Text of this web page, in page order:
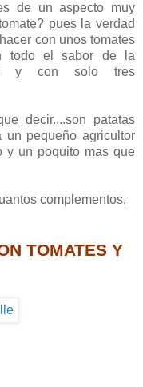
de un aspecto muy
pues la verdad
con unos tomates
todo el sabor de la
y con solo tres
decir....son patatas
un pequeño agricultor
y un poquito mas que
complementos,
TOMATES Y